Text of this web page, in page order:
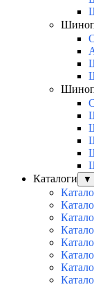
Каталоги
▼